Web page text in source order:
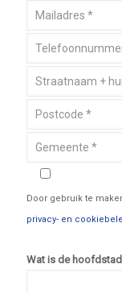
Door gebruik te
privacy- en
Wat is de